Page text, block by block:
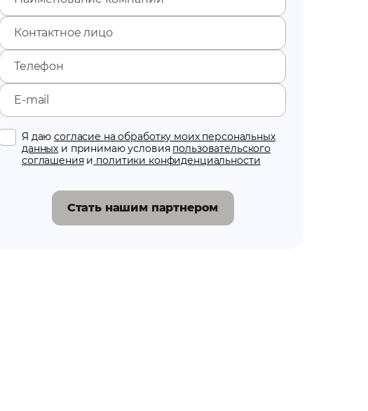
Я даюсогласие на обработку моих персональных
данных и принимаю условия пользовательского
соглашения и политики конфиденциальности
Стать нашим партнером